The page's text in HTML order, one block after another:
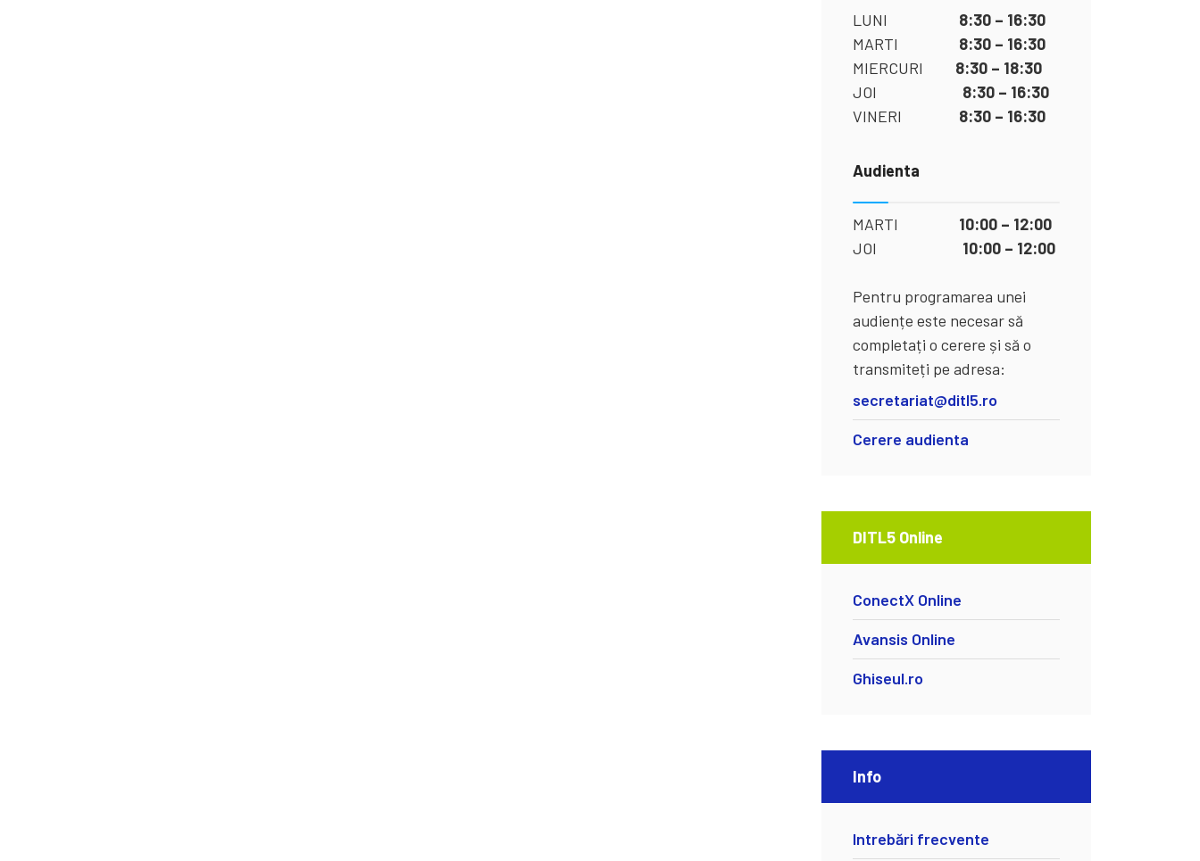
LUNI 8:30 – 16:30
MARTI 8:30 – 16:30
MIERCURI 8:30 – 18:30
JOI 8:30 – 16:30
VINERI 8:30 – 16:30
Audienta
MARTI 10:00 – 12:00
JOI 10:00 – 12:00
Pentru programarea unei
audiențe este necesar să
completați o cerere și să o
transmiteți pe adresa:
secretariat@ditl5.ro
Cerere audienta
DITL5 Online
ConectX Online
Avansis Online
Ghiseul.ro
Info
Intrebări frecvente